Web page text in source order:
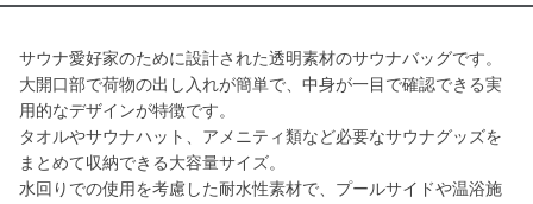
サウナ愛好家のために設計された透明素材のサウナバッグです。
大開口部で荷物の出し入れが簡単で、中身が一目で確認できる実
用的なデザインが特徴です。
タオルやサウナハット、アメニティ類など必要なサウナグッズを
まとめて収納できる大容量サイズ。
水回りでの使用を考慮した耐水性素材で、プールサイドや温浴施